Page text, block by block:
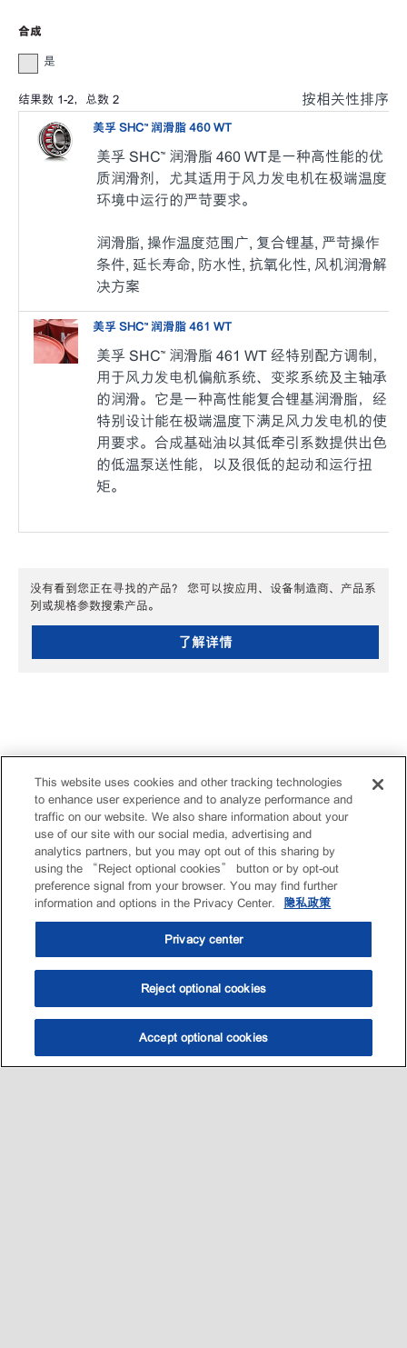
选油助手 查找门店
合成
是
结果数 1-2，总数 2 按相关性排序
美孚 SHC™ 润滑脂 460 WT
美孚 SHC™ 润滑脂 460 WT是一种高性能的优
质润滑剂，尤其适用于风力发电机在极端温度
环境中运行的严苛要求。
润滑脂, 操作温度范围广, 复合锂基, 严苛操作
条件, 延长寿命, 防水性, 抗氧化性, 风机润滑解
决方案
美孚 SHC™ 润滑脂 461 WT
美孚 SHC™ 润滑脂 461 WT 经特别配方调制，
用于风力发电机偏航系统、变浆系统及主轴承
的润滑。它是一种高性能复合锂基润滑脂，经
特别设计能在极端温度下满足风力发电机的使
用要求。合成基础油以其低牵引系数提供出色
的低温泵送性能，以及很低的起动和运行扭
矩。
没有看到您正在寻找的产品？ 您可以按应用、设备制造商、产品系
列或规格参数搜索产品。
了解详情
This website uses cookies and other tracking technologies
to enhance user experience and to analyze performance and
traffic on our website. We also share information about your
use of our site with our social media, advertising and
analytics partners, but you may opt out of this sharing by
using the “Reject optional cookies” button or by opt-out
preference signal from your browser. You may find further
information and options in the Privacy Center.
隐私政策
Privacy center
Reject optional cookies
Accept optional cookies